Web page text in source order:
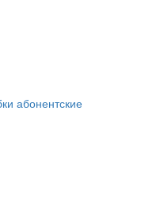
абонентские